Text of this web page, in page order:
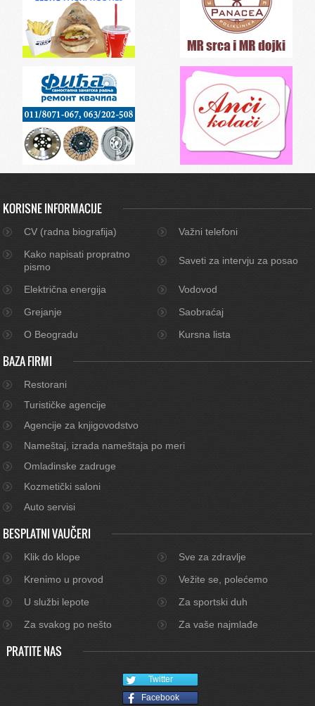
KORISNE INFORMACIJE
CV (radna biografija)
Važni telefoni
Kako napisati propratno
pismo
Saveti za intervju za posao
Električna energija
Vodovod
Grejanje
Saobraćaj
O Beogradu
Kursna lista
BAZA FIRMI
Restorani
Turističke agencije
Agencije za knjigovodstvo
Nameštaj, izrada nameštaja po meri
Omladinske zadruge
Kozmetički saloni
Auto servisi
BESPLATNI VAUČERI
Klik do klope
Sve za zdravlje
Krenimo u provod
Vežite se, polećemo
U službi lepote
Za sportski duh
Za svakog po nešto
Za vaše najmlađe
PRATITE NAS
Twitter
Facebook